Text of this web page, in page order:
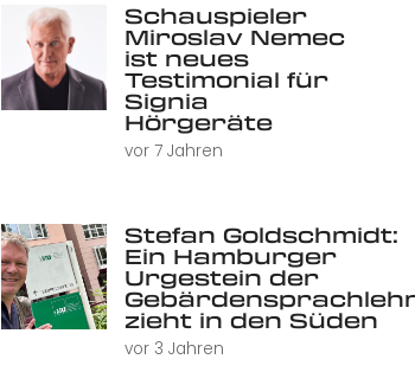
Schauspieler
Miroslav Nemec
ist neues
Testimonial für
Signia
Hörgeräte
vor 7 Jahren
Stefan Goldschmidt:
Ein Hamburger
Urgestein der
zieht in den Süden
vor 3 Jahren